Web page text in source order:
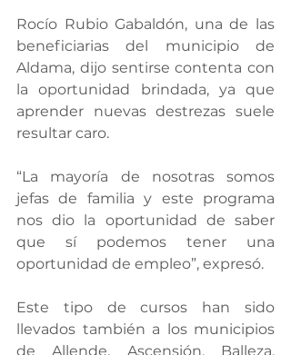
Rocío Rubio Gabaldón, una de las
beneficiarias del municipio de
Aldama, dijo sentirse contenta con
la oportunidad brindada, ya que
aprender nuevas destrezas suele
resultar caro.
“La mayoría de nosotras somos
jefas de familia y este programa
nos dio la oportunidad de saber
que sí podemos tener una
oportunidad de empleo”, expresó.
Este tipo de cursos han sido
llevados también a los municipios
de Allende, Ascensión, Balleza,